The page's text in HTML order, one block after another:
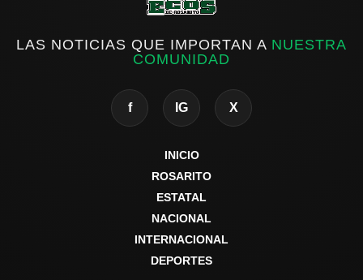
LAS NOTICIAS QUE IMPORTAN A NUESTRA
COMUNIDAD
f IG X
INICIO
ROSARITO
ESTATAL
NACIONAL
INTERNACIONAL
DEPORTES